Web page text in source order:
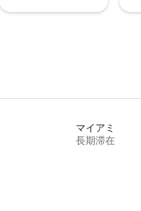
マイアミ
長期滞在